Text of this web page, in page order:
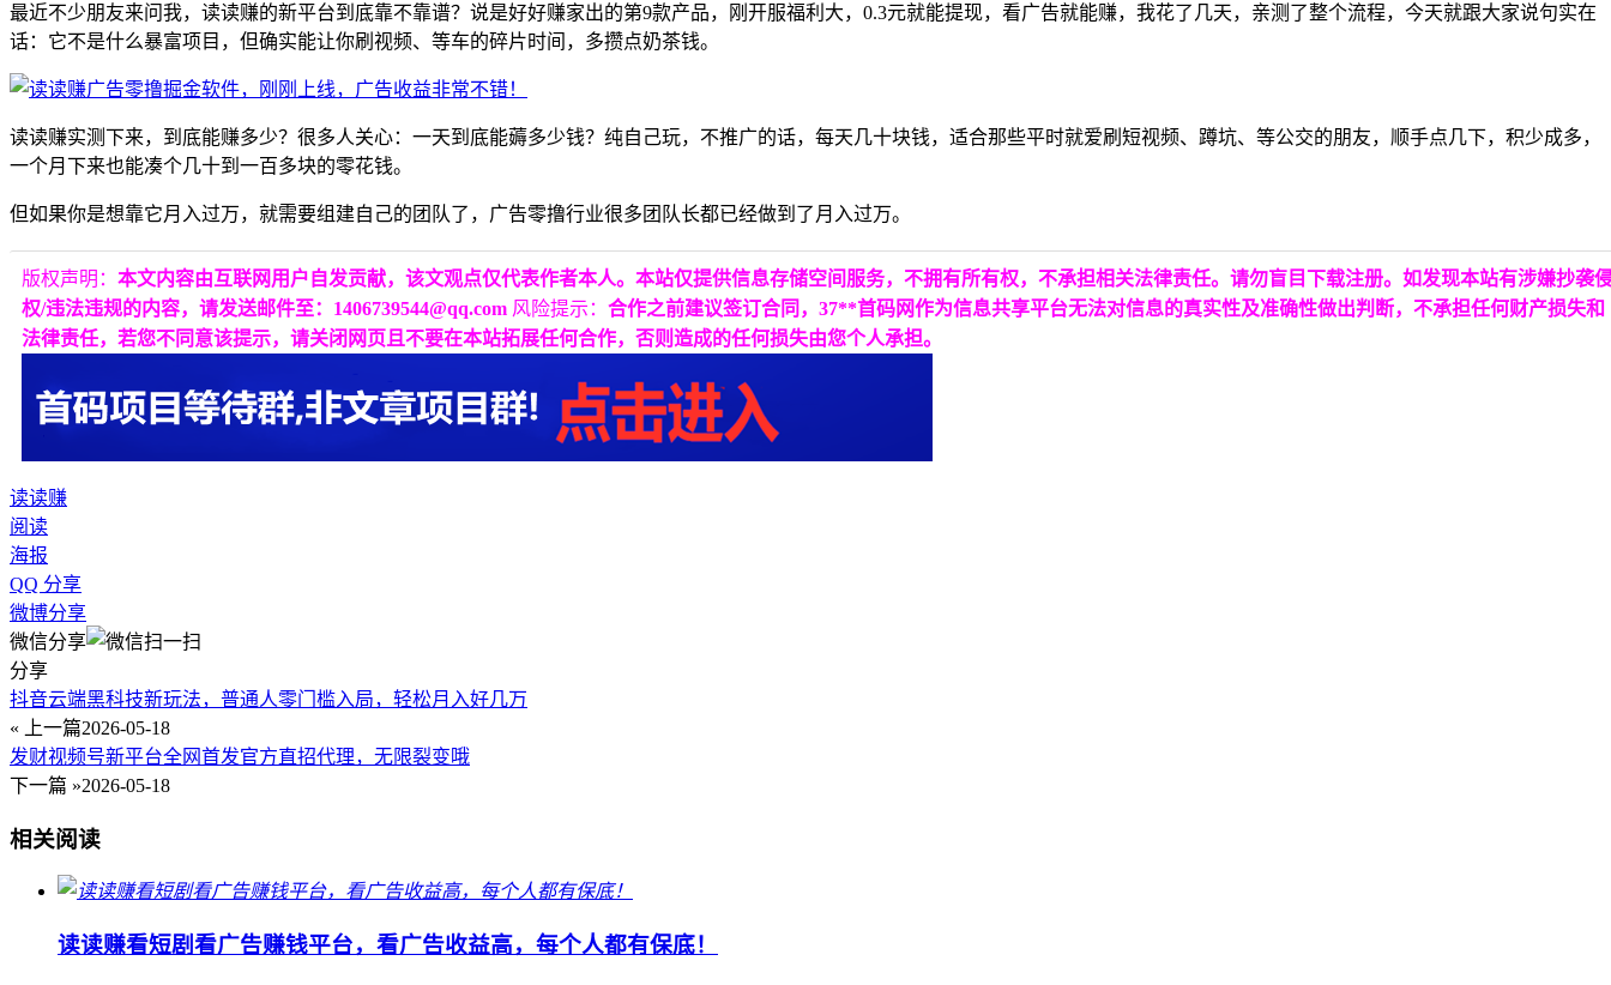
最近不少朋友来问我，读读赚的新平台到底靠不靠谱？说是好好赚家出的第9款产品，刚开服福利大，0.3元就能提现，看广告就能赚，我花了几天，亲测了整个流程，今天就跟大家说句实在
话：它不是什么暴富项目，但确实能让你刷视频、等车的碎片时间，多攒点奶茶钱。
读读赚实测下来，到底能赚多少？很多人关心：一天到底能薅多少钱？纯自己玩，不推广的话，每天几十块钱，适合那些平时就爱刷短视频、蹲坑、等公交的朋友，顺手点几下，积少成多，
一个月下来也能凑个几十到一百多块的零花钱。
但如果你是想靠它月入过万，就需要组建自己的团队了，广告零撸行业很多团队长都已经做到了月入过万。
版权声明： 本文内容由互联网用户自发贡献，该文观点仅代表作者本人。本站仅提供信息存储空间服务，不拥有所有权，不承担相关法律责任。请勿盲目下载注册。如发现本站有涉嫌抄袭
权/违法违规的内容，请发送邮件至：1406739544@qq.com 风险提示： 合作之前建议签订合同，37**首码网作为信息共享平台无法对信息的真实性及准确性做出判断，不承担任何财产损失和
法律责任，若您不同意该提示，请关闭网页且不要在本站拓展任何合作，否则造成的任何损失由您个人承担。
读读赚
阅读
海报
QQ 分享
微博分享
微信分享
分享
抖音云端黑科技新玩法，普通人零门槛入局，轻松月入好几万
« 上一篇2026-05-18
发财视频号新平台全网首发官方直招代理，无限裂变哦
下一篇 »2026-05-18
相关阅读
读读赚看短剧看广告赚钱平台，看广告收益高，每个人都有保底！